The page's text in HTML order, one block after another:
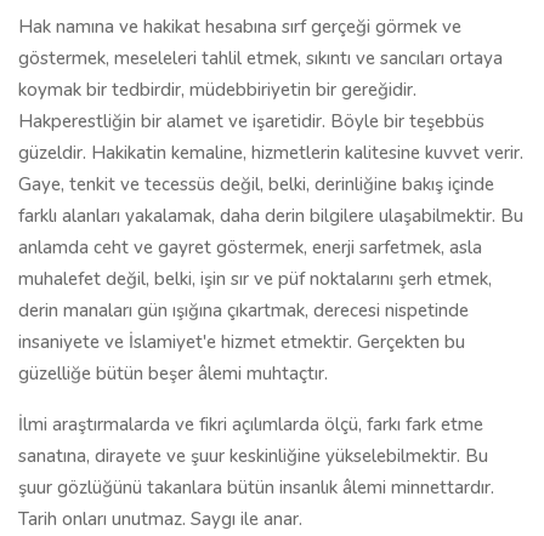
Hak namına ve hakikat hesabına sırf gerçeği görmek ve
göstermek, meseleleri tahlil etmek, sıkıntı ve sancıları ortaya
koymak bir tedbirdir, müdebbiriyetin bir gereğidir.
Hakperestliğin bir alamet ve işaretidir. Böyle bir teşebbüs
güzeldir. Hakikatin kemaline, hizmetlerin kalitesine kuvvet verir.
Gaye, tenkit ve tecessüs değil, belki, derinliğine bakış içinde
farklı alanları yakalamak, daha derin bilgilere ulaşabilmektir. Bu
anlamda ceht ve gayret göstermek, enerji sarfetmek, asla
muhalefet değil, belki, işin sır ve püf noktalarını şerh etmek,
derin manaları gün ışığına çıkartmak, derecesi nispetinde
insaniyete ve İslamiyet'e hizmet etmektir. Gerçekten bu
güzelliğe bütün beşer âlemi muhtaçtır.
İlmi araştırmalarda ve fikri açılımlarda ölçü, farkı fark etme
sanatına, dirayete ve şuur keskinliğine yükselebilmektir. Bu
şuur gözlüğünü takanlara bütün insanlık âlemi minnettardır.
Tarih onları unutmaz. Saygı ile anar.